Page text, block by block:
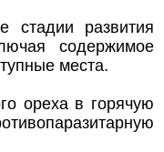
стадии развития
содержимое
места.
ореха в горячую